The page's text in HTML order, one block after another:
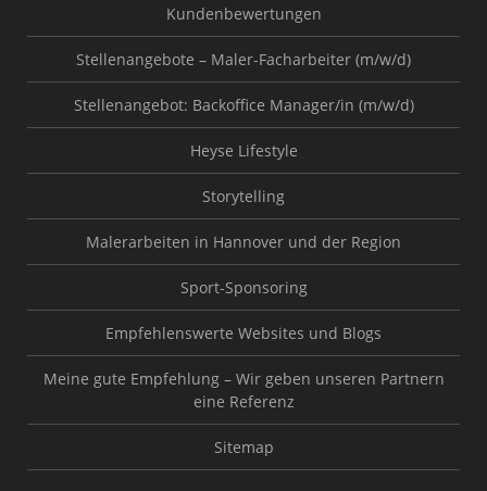
Kundenbewertungen
Stellenangebote – Maler-Facharbeiter (m/w/d)
Stellenangebot: Backoffice Manager/in (m/w/d)
Heyse Lifestyle
Storytelling
Malerarbeiten in Hannover und der Region
Sport-Sponsoring
Empfehlenswerte Websites und Blogs
Meine gute Empfehlung – Wir geben unseren Partnern
eine Referenz
Sitemap